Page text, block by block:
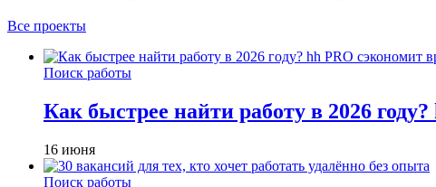
Все проекты
Поиск работы
Как быстрее найти работу в 2026
16 июня
Поиск работы